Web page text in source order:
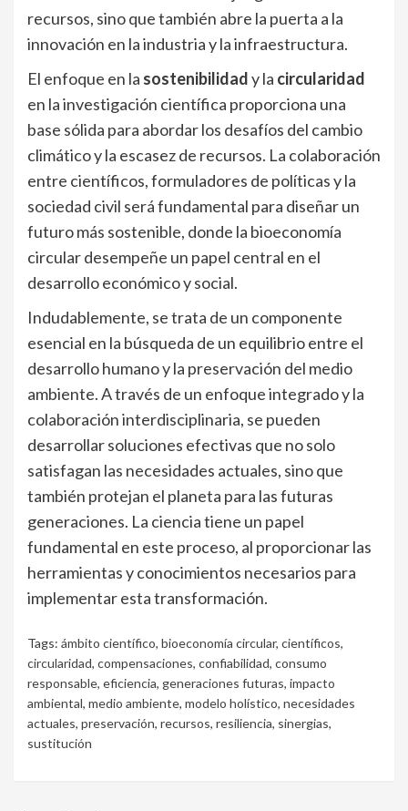
recursos, sino que también abre la puerta a la
innovación en la industria y la infraestructura.
El enfoque en la sostenibilidady la circularidad
en la investigación científica proporciona una
base sólida para abordar los desafíos del cambio
climático y la escasez de recursos. La colaboración
entre científicos, formuladores de políticas y la
sociedad civil será fundamental para diseñar un
futuro más sostenible, donde la bioeconomía
circular desempeñe un papel central en el
desarrollo económico y social.
Indudablemente, se trata de un componente
esencial en la búsqueda de un equilibrio entre el
desarrollo humano y la preservación del medio
ambiente. A través de un enfoque integrado y la
colaboración interdisciplinaria, se pueden
desarrollar soluciones efectivas que no solo
satisfagan las necesidades actuales, sino que
también protejan el planeta para las futuras
generaciones. La ciencia tiene un papel
fundamental en este proceso, al proporcionar las
herramientas y conocimientos necesarios para
implementar esta transformación.
Tags: ámbito científico, bioeconomía circular, científicos,
circularidad, compensaciones, confiabilidad, consumo
responsable, eficiencia, generaciones futuras, impacto
ambiental, medio ambiente, modelo holístico, necesidades
actuales, preservación, recursos, resiliencia, sinergias,
sustitución